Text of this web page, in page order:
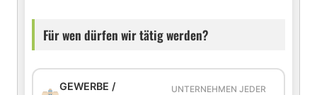
Für wen dürfen wir tätig werden?
GEWERBE /
UNTERNEHMEN JEDER